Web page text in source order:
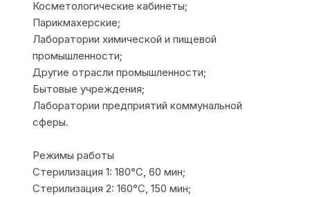
Косметологические кабинеты;
Парикмахерские;
Лаборатории химической и пищевой
промышленности;
Другие отрасли промышленности;
Бытовые учреждения;
Лаборатории предприятий коммунальной
сферы.
Режимы работы
Стерилизация 1: 180°С, 60 мин;
Стерилизация 2: 160°С, 150 мин;